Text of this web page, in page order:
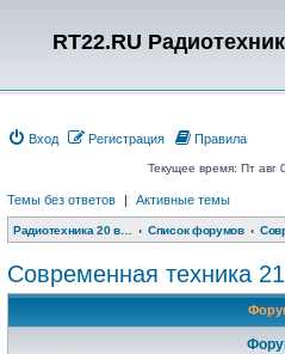
RT22.RU
Вход Регистрация Правила
Текущее время: Пт авг
Темы без ответов | Активные темы
Радиотехника 20 века, форумы Список форумов
Современная техника